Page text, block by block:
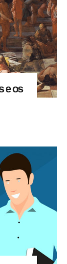
e os